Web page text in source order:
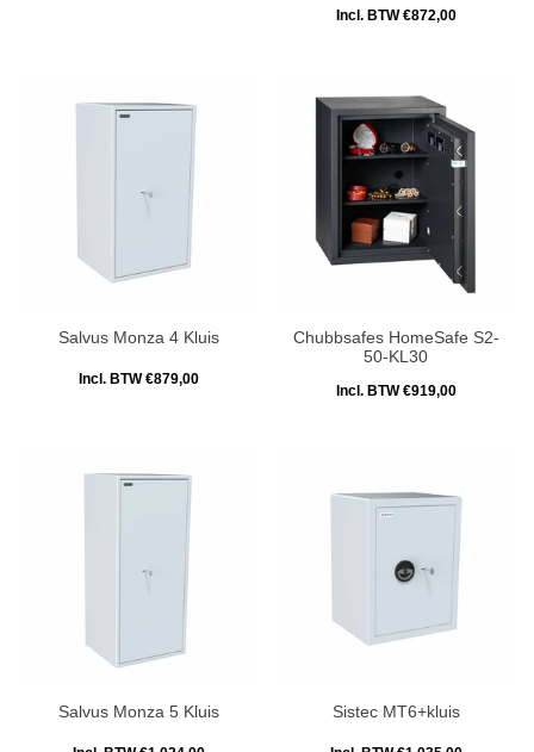
Incl. BTW €872,00
Salvus Monza 4 Kluis
Incl. BTW €879,00
Chubbsafes HomeSafe S2-
50-KL30
Incl. BTW €919,00
Salvus Monza 5 Kluis Sistec MT6+kluis